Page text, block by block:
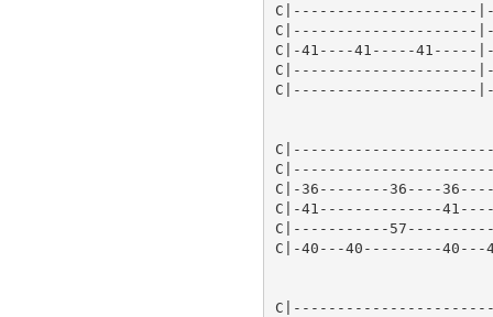
C|---------------------
C|---------------------|-
C|-41----41-----
C|---------------------
C|---------------------|-
C|-36--------36----
C|-41--------------
C|-----------
C|-40---40---------